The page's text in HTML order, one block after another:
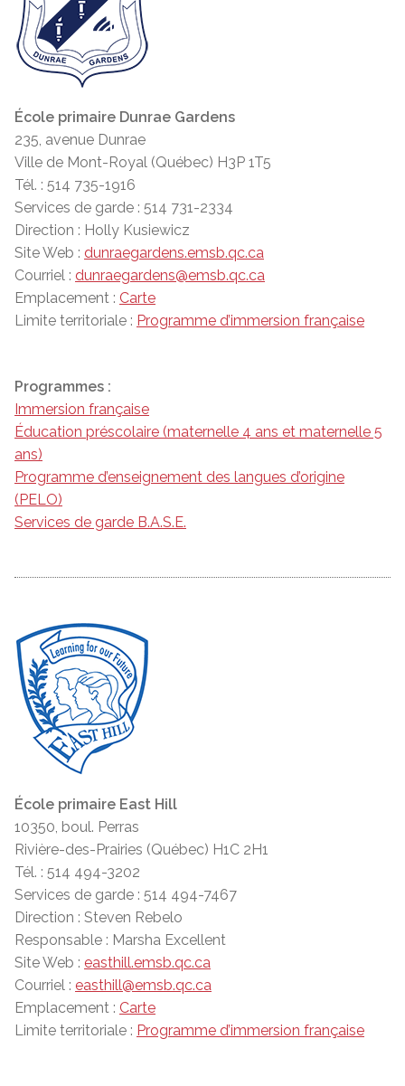
École primaire Dunrae Gardens
235, avenue Dunrae
Ville de Mont-Royal (Québec) H3P 1T5
Tél. : 514 735-1916
Services de garde : 514 731-2334
Direction : Holly Kusiewicz
Site Web : dunraegardens.emsb.qc.ca
Courriel : dunraegardens@emsb.qc.ca
Emplacement : Carte
Limite territoriale : Programme d’immersion française
Programmes :
Immersion française
Éducation préscolaire (maternelle 4 ans et maternelle 5
ans)
Programme d’enseignement des langues d’origine
(PELO)
Services de garde B.A.S.E.
École primaire East Hill
10350, boul. Perras
Rivière-des-Prairies (Québec) H1C 2H1
Tél. : 514 494-3202
Services de garde : 514 494-7467
Direction : Steven Rebelo
Responsable : Marsha Excellent
Site Web : easthill.emsb.qc.ca
Courriel : easthill@emsb.qc.ca
Emplacement : Carte
Limite territoriale : Programme d’immersion française